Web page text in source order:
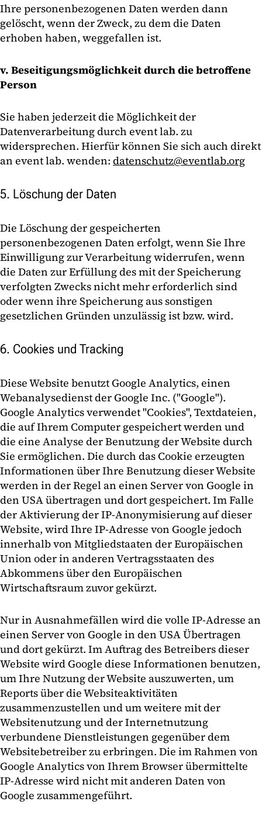
Ihre personenbezogenen Daten werden dann
gelöscht, wenn der Zweck, zu dem die Daten
erhoben haben, weggefallen ist.
v. Beseitigungsmöglichkeit durch die betroffene
Person
Sie haben jederzeit die Möglichkeit der
Datenverarbeitung durch event lab. zu
widersprechen. Hierfür können Sie sich auch direkt
an event lab. wenden: datenschutz@eventlab.org
5. Löschung der Daten
Die Löschung der gespeicherten
personenbezogenen Daten erfolgt, wenn Sie Ihre
Einwilligung zur Verarbeitung widerrufen, wenn
die Daten zur Erfüllung des mit der Speicherung
verfolgten Zwecks nicht mehr erforderlich sind
oder wenn ihre Speicherung aus sonstigen
gesetzlichen Gründen unzulässig ist bzw. wird.
6. Cookies und Tracking
Diese Website benutzt Google Analytics, einen
Webanalysedienst der Google Inc. ("Google").
Google Analytics verwendet "Cookies", Textdateien,
die auf Ihrem Computer gespeichert werden und
die eine Analyse der Benutzung der Website durch
Sie ermöglichen. Die durch das Cookie erzeugten
Informationen über Ihre Benutzung dieser Website
werden in der Regel an einen Server von Google in
den USA übertragen und dort gespeichert. Im Falle
der Aktivierung der IP-Anonymisierung auf dieser
Website, wird Ihre IP-Adresse von Google jedoch
innerhalb von Mitgliedstaaten der Europäischen
Union oder in anderen Vertragsstaaten des
Abkommens über den Europäischen
Wirtschaftsraum zuvor gekürzt.
Nur in Ausnahmefällen wird die volle IP-Adresse an
einen Server von Google in den USA Übertragen
und dort gekürzt. Im Auftrag des Betreibers dieser
Website wird Google diese Informationen benutzen,
um Ihre Nutzung der Website auszuwerten, um
Reports über die Websiteaktivitäten
zusammenzustellen und um weitere mit der
Websitenutzung und der Internetnutzung
verbundene Dienstleistungen gegenüber dem
Websitebetreiber zu erbringen. Die im Rahmen von
Google Analytics von Ihrem Browser übermittelte
IP-Adresse wird nicht mit anderen Daten von
Google zusammengeführt.